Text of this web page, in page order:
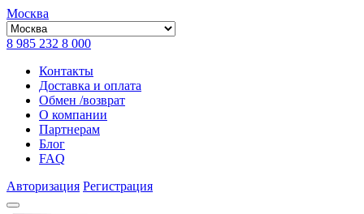
Москва
8 985 232 8 000
Контакты
Доставка и оплата
Обмен /возврат
О компании
Партнерам
Блог
FAQ
Авторизация Регистрация